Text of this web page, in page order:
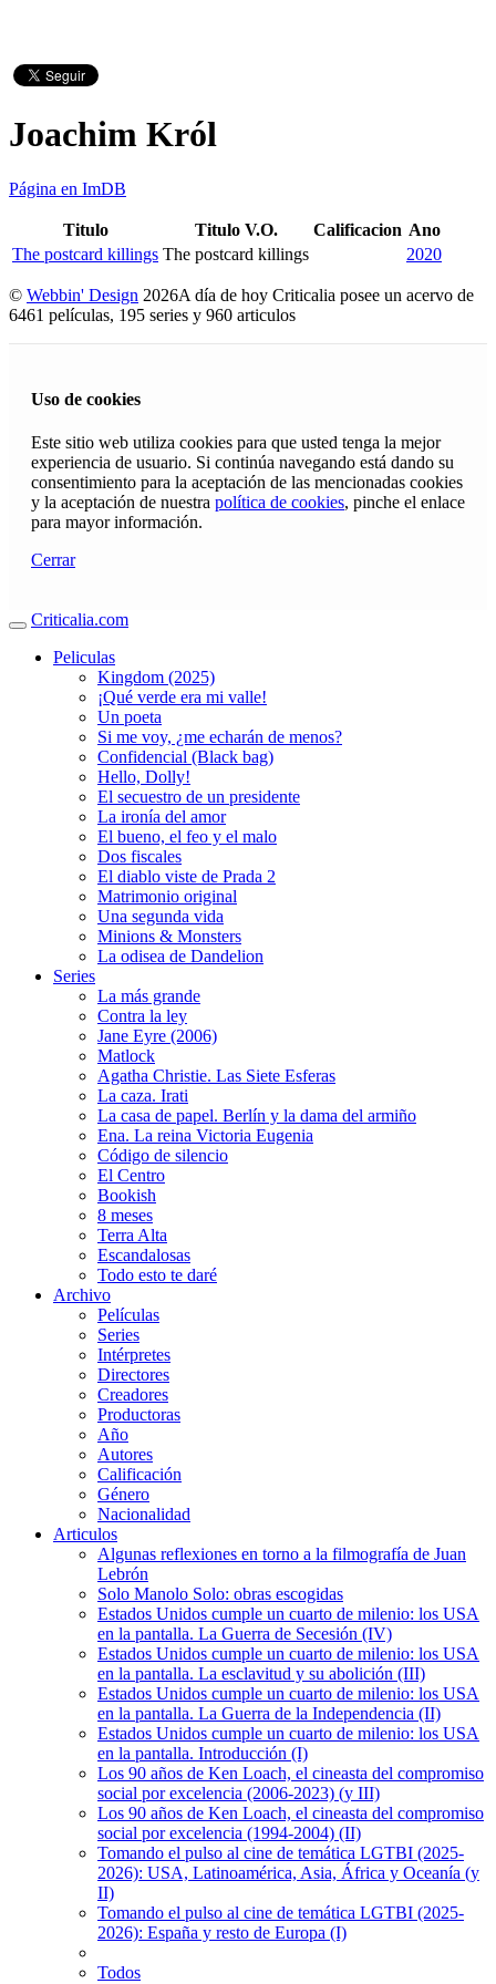
Joachim Król
Página en ImDB
Titulo Titulo V.O. Calificacion Ano
The postcard killings The postcard killings 2020
© Webbin' Design 2026A día de hoy Criticalia posee un acervo de
6461 películas, 195 series y 960 articulos
Uso de cookies
Este sitio web utiliza cookies para que usted tenga la mejor
experiencia de usuario. Si continúa navegando está dando su
consentimiento para la aceptación de las mencionadas cookies
y la aceptación de nuestra política de cookies, pinche el enlace
para mayor información.
Cerrar
Criticalia.com
Peliculas
Kingdom (2025)
¡Qué verde era mi valle!
Un poeta
Si me voy, ¿me echarán de menos?
Confidencial (Black bag)
Hello, Dolly!
El secuestro de un presidente
La ironía del amor
El bueno, el feo y el malo
Dos fiscales
El diablo viste de Prada 2
Matrimonio original
Una segunda vida
Minions & Monsters
La odisea de Dandelion
Series
La más grande
Contra la ley
Jane Eyre (2006)
Matlock
Agatha Christie. Las Siete Esferas
La caza. Irati
La casa de papel. Berlín y la dama del armiño
Ena. La reina Victoria Eugenia
Código de silencio
El Centro
Bookish
8 meses
Terra Alta
Escandalosas
Todo esto te daré
Archivo
Películas
Series
Intérpretes
Directores
Creadores
Productoras
Año
Autores
Calificación
Género
Nacionalidad
Articulos
Algunas reflexiones en torno a la filmografía de Juan
Lebrón
Solo Manolo Solo: obras escogidas
Estados Unidos cumple un cuarto de milenio: los USA
en la pantalla. La Guerra de Secesión (IV)
Estados Unidos cumple un cuarto de milenio: los USA
en la pantalla. La esclavitud y su abolición (III)
Estados Unidos cumple un cuarto de milenio: los USA
en la pantalla. La Guerra de la Independencia (II)
Estados Unidos cumple un cuarto de milenio: los USA
en la pantalla. Introducción (I)
Los 90 años de Ken Loach, el cineasta del compromiso
social por excelencia (2006-2023) (y III)
Los 90 años de Ken Loach, el cineasta del compromiso
social por excelencia (1994-2004) (II)
Tomando el pulso al cine de temática LGTBI (2025-
2026): USA, Latinoamérica, Asia, África y Oceanía (y
II)
Tomando el pulso al cine de temática LGTBI (2025-
2026): España y resto de Europa (I)
Todos